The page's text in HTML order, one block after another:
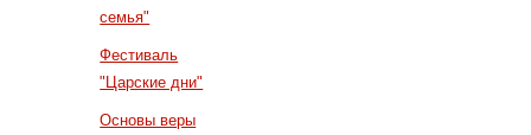
семья"
Фестиваль
"Царские дни"
Основы веры